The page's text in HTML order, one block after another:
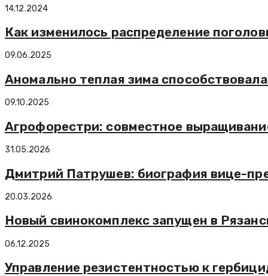
14.12.2024
Как изменилось распределение
09.06.2025
Аномально теплая зима
09.10.2025
Агрофорестри: совместное
31.05.2026
Дмитрий Патрушев: биография вице-
20.03.2026
Новый свинокомплекс запущен в
06.12.2025
Управление резистентностью к